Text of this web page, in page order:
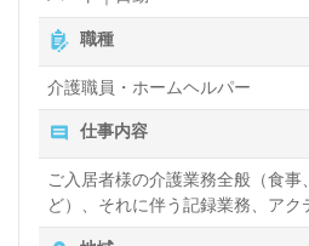
職種
介護職員・ホームヘルパー
仕事内容
ご入居者様の介護業務全般（食事
ど）、それに伴う記録業務、アク
など